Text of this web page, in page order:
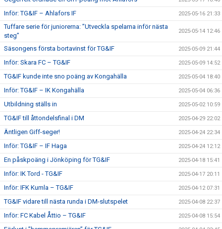
Inför: TG&IF – Ahlafors IF 2025-05-16 21:33
Tuffare serie för juniorerna: ”Utveckla spelarna inför nästa
steg”
2025-05-14 12:46
Säsongens första bortavinst för TG&IF 2025-05-09 21:44
Inför: Skara FC – TG&IF 2025-05-09 14:52
TG&IF kunde inte sno poäng av Kongahälla 2025-05-04 18:40
Inför: TG&IF – IK Kongahälla 2025-05-04 06:36
Utbildning ställs in 2025-05-02 10:59
TG&IF till åttondelsfinal i DM 2025-04-29 22:02
Äntligen Giff-seger! 2025-04-24 22:34
Inför: TG&IF – IF Haga 2025-04-24 12:12
En påskpoäng i Jönköping för TG&IF 2025-04-18 15:41
Inför: IK Tord - TG&IF 2025-04-17 20:11
Inför: IFK Kumla – TG&IF 2025-04-12 07:31
TG&IF vidare till nästa runda i DM-slutspelet 2025-04-08 22:37
Inför: FC Kabel Åttio – TG&IF 2025-04-08 15:54